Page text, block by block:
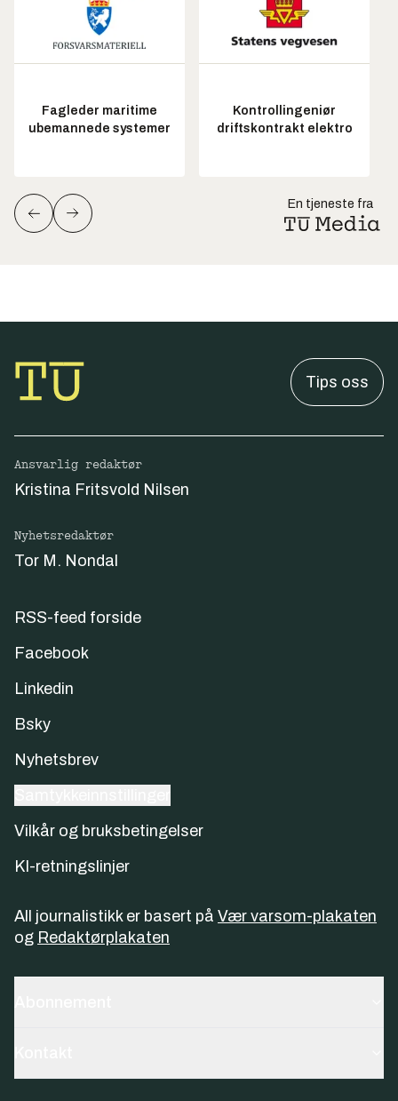
Fagleder maritime
ubemannede systemer
Kontrollingeniør
driftskontrakt elektro
En tjeneste fra
Tips oss
Ansvarlig redaktør
Kristina Fritsvold Nilsen
Nyhetsredaktør
Tor M. Nondal
RSS-feed forside
Facebook
Linkedin
Bsky
Nyhetsbrev
Vilkår og bruksbetingelser
KI-retningslinjer
All journalistikk er basert på Vær varsom-plakaten
og Redaktørplakaten